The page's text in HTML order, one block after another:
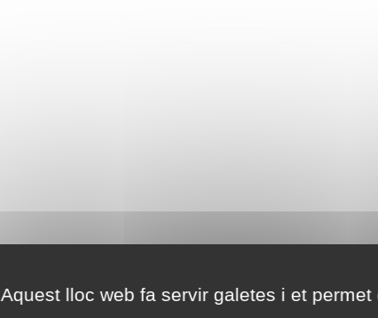
Aquest lloc web fa servir galetes i et